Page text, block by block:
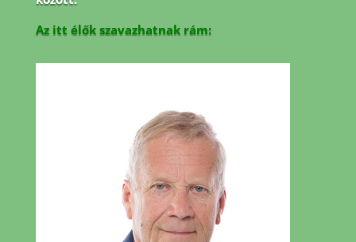
Az itt élők szavazhatnak rám: